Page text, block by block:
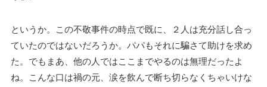
というか。この不敬事件の時点で既に、２人は充分話し合っ
ていたのではないだろうか。パパもそれに騙さて助けを求め
た。でもまあ、他の人ではここまでやるのは無理だったよ
ね。こんな口は禍の元、涙を飲んで断ち切らなくちゃいけな